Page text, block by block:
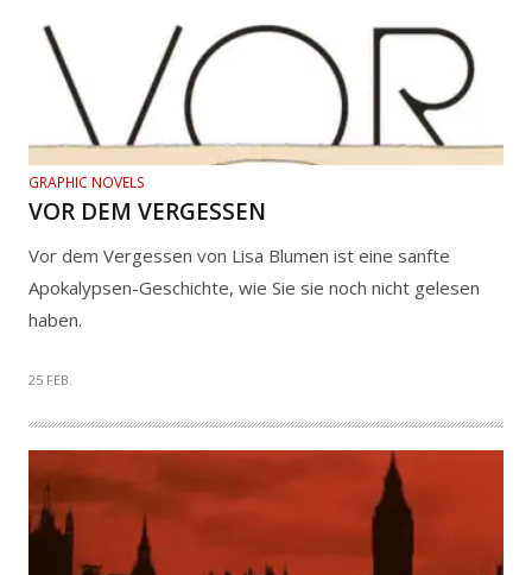
GRAPHIC NOVELS
VOR DEM VERGESSEN
Vor dem Vergessen von Lisa Blumen ist eine sanfte
Apokalypsen-Geschichte, wie Sie sie noch nicht gelesen
haben.
25 FEB.